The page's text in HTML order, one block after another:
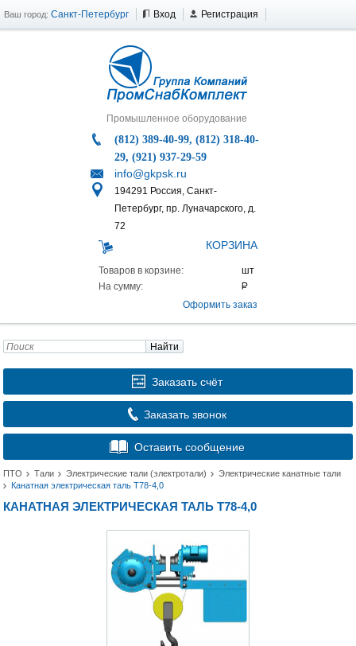
Ваш город: Санкт-Петербург Вход Регистрация
Промышленное оборудование
(812) 389-40-99, (812) 318-40-
29, (921) 937-29-59
info@gkpsk.ru
194291 Россия, Санкт-
Петербург, пр. Луначарского, д.
72
КОРЗИНА
Товаров в корзине:
На сумму:
Оформить заказ
Найти
Заказать счёт
Заказать звонок
Оставить сообщение
ПТО Тали Электрические тали (электротали)
Электрические канатные тали
Канатная электрическая таль Т78-4,0
КАНАТНАЯ ЭЛЕКТРИЧЕСКАЯ ТАЛЬ Т78-4,0